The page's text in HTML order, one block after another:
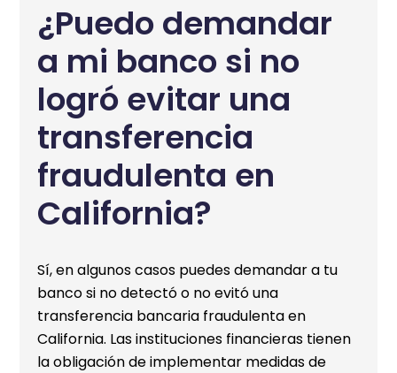
¿Puedo demandar
a mi banco si no
logró evitar una
transferencia
fraudulenta en
California?
Sí, en algunos casos puedes demandar a tu
banco si no detectó o no evitó una
transferencia bancaria fraudulenta en
California. Las instituciones financieras tienen
la obligación de implementar medidas de